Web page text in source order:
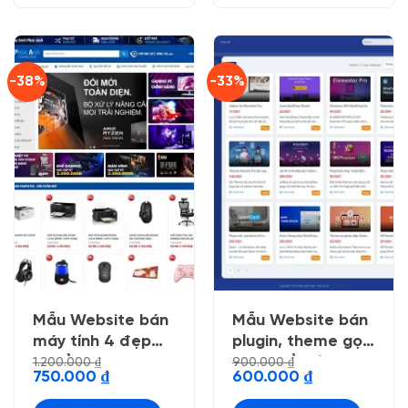
-38%
Mẫu Website bán
máy tính 4 đẹp
chuẩn seo
1.200.000₫
Giá
là:
750.000 ₫Giá
hiện
tại
-33%
Mẫu Website bán
plugin, theme gọn
gàng dể nhìn
900.000₫
Giá
là:
600.000 ₫Giá
hiện
tại